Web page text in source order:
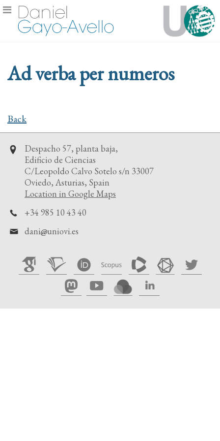
Ad verba per numeros
Back
Despacho 57, planta baja,
Edificio de Ciencias
C/Leopoldo Calvo Sotelo s/n 33007
Oviedo, Asturias, Spain
Location in Google Maps
+34 985 10 43 40
dani
uniovi.es